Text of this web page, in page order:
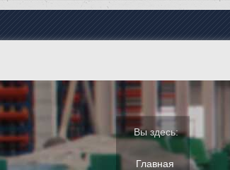
Вы здесь:
Главная